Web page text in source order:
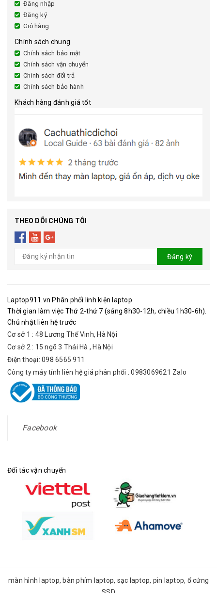
Đăng nhập
Đăng ký
Giỏ hàng
Chính sách chung
Chính sách bảo mật
Chính sách vận chuyển
Chính sách đổi trả
Chính sách bảo hành
Khách hàng đánh giá tốt
THEO DÕI CHÚNG TÔI
Đăng ký
Laptop911.vn Phân phối linh kiện laptop
Thời gian làm việc Thứ 2-thứ 7 (sáng 8h30-12h, chiều 1h30-6h).
Chủ nhật liên hệ trước
Cơ sở 1 : 48 Lương Thế Vinh, Hà Nội
Cơ sở 2 : 15 ngõ 3 Thái Hà , Hà Nội
Điện thoại: 098 6565 911
Công ty máy tính liên hệ giá phân phối : 0983069621 Zalo
Facebook
Đối tác vận chuyển
màn hình laptop, bàn phím laptop, sạc laptop, pin laptop, ổ cứng